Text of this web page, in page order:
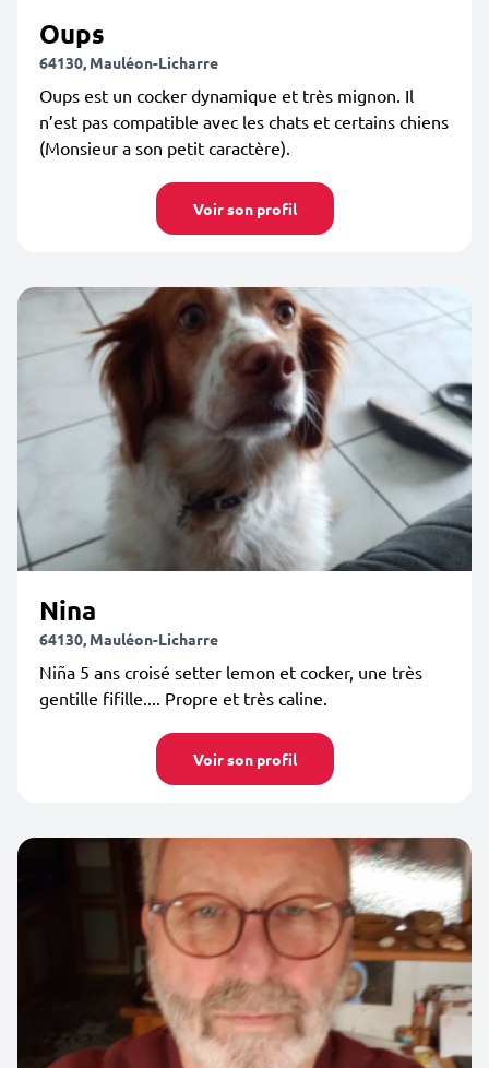
Oups
64130, Mauléon-Licharre
Oups est un cocker dynamique et très mignon. Il
n’est pas compatible avec les chats et certains chiens
(Monsieur a son petit caractère).
Voir son profil
Nina
64130, Mauléon-Licharre
Niña 5 ans croisé setter lemon et cocker, une très
gentille fifille.... Propre et très caline.
Voir son profil